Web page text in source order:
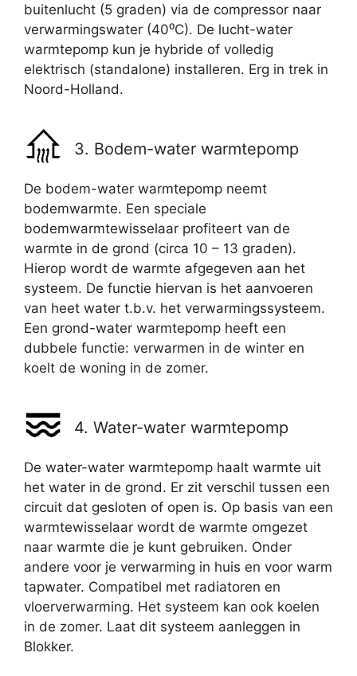
buitenlucht (5 graden) via de compressor naar
verwarmingswater (40⁰C). De lucht-water
warmtepomp kun je hybride of volledig
elektrisch (standalone) installeren. Erg in trek in
Noord-Holland.
3. Bodem-water warmtepomp
De bodem-water warmtepomp neemt
bodemwarmte. Een speciale
bodemwarmtewisselaar profiteert van de
warmte in de grond (circa 10 – 13 graden).
Hierop wordt de warmte afgegeven aan het
systeem. De functie hiervan is het aanvoeren
van heet water t.b.v. het verwarmingssysteem.
Een grond-water warmtepomp heeft een
dubbele functie: verwarmen in de winter en
koelt de woning in de zomer.
4. Water-water warmtepomp
De water-water warmtepomp haalt warmte uit
het water in de grond. Er zit verschil tussen een
circuit dat gesloten of open is. Op basis van een
warmtewisselaar wordt de warmte omgezet
naar warmte die je kunt gebruiken. Onder
andere voor je verwarming in huis en voor warm
tapwater. Compatibel met radiatoren en
vloerverwarming. Het systeem kan ook koelen
in de zomer. Laat dit systeem aanleggen in
Blokker.